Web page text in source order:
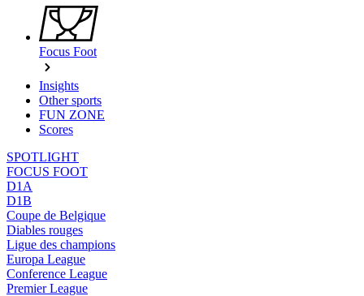
Focus Foot
Insights
Other sports
FUN ZONE
Scores
SPOTLIGHT
FOCUS FOOT
D1A
D1B
Coupe de Belgique
Diables rouges
Ligue des champions
Europa League
Conference League
Premier League